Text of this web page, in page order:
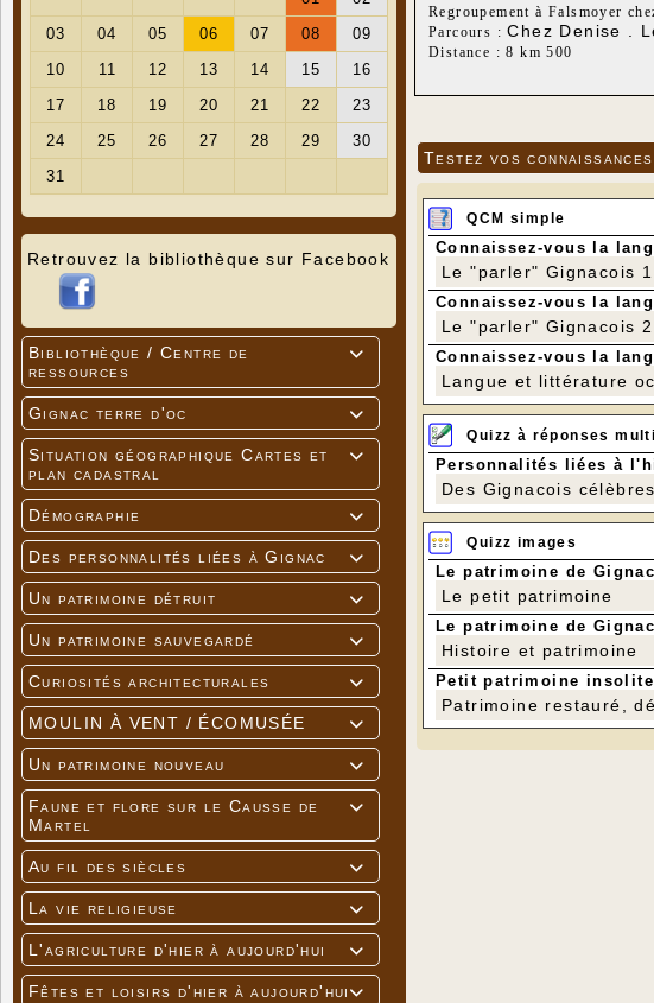
Retrouvez la bibliothèque sur Facebook

Bibliothèque / Centre de
ressources

Gignac terre d'oc

Situation géographique Cartes et
plan cadastral

Démographie

Des personnalités liées à Gignac

Un patrimoine détruit

Un patrimoine sauvegardé

Curiosités architecturales

MOULIN À VENT / ÉCOMUSÉE

Un patrimoine nouveau

Faune et flore sur le Causse de
Martel

Au fil des siècles

La vie religieuse

L'agriculture d'hier à aujourd'hui

Fêtes et loisirs d'hier à aujourd'hui
Regroupement à Falsmoyer
Parcours :Chez Denise .
Distance : 8 km 500
Testez vos
QCM simple
Connaissez-vous la
Le "parler" Gignacois 1
Connaissez-vous la
Le "parler" Gignacois 2
Connaissez-vous la
Langue et littérature
Quizz à réponses
Personnalités liées à
Des Gignacois célèbres
Quizz images
Le patrimoine de Gignac
Le petit patrimoine
Le patrimoine de Gignac
Histoire et patrimoine
Petit patrimoine insolite
Patrimoine restauré,